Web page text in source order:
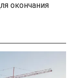
окончания